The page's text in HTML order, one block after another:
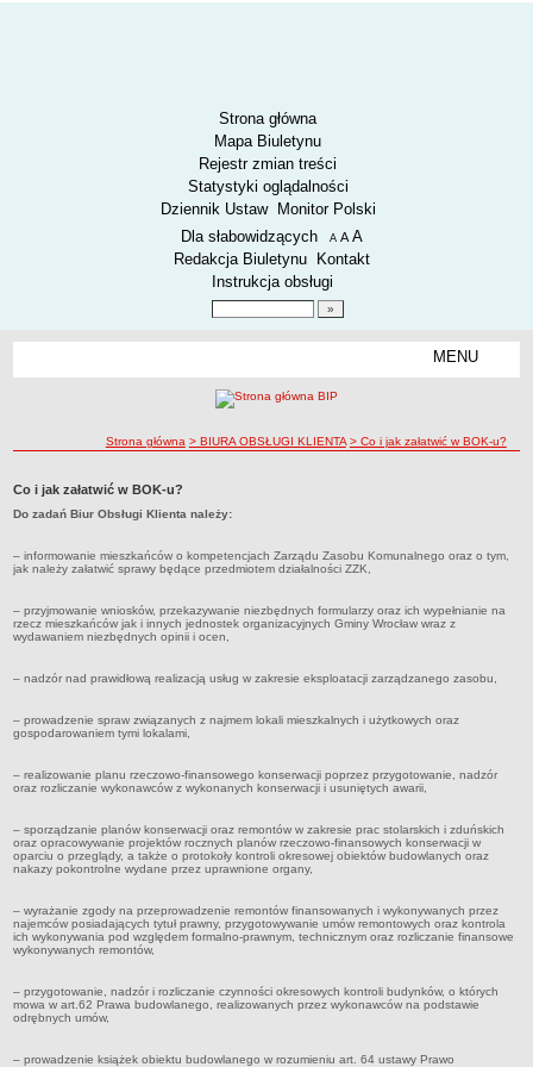
Strona główna
Mapa Biuletynu
Rejestr zmian treści
Statystyki oglądalności
Dziennik Ustaw
Monitor Polski
Menu dodatkowe
Dla słabowidzących A pomniejsz czcionkę
A standardowy rozmiar czcionki
A
Redakcja Biuletynu
Kontakt
Instrukcja obsługi
MENU
SPOSÓB PRZYJMOWANIA I ZAŁATWIANIA SPRAW
SYGNALIŚCI
Czym się zajmujemy
Kierownictwo Zarządu Zasobu Komunalnego
Majątek, którym dysponuje ZZK
Deklaracja dostępności
nazwa
Co i jak załatwić w BOK-u?
BOK-i
ZAMÓWIENIA PUBLICZNE
Profil nabywcy
Zamówienia bez procedury PZP - platforma elektroniczna
Zamówienia zgodne z procedurą PZP - platforma elektroniczna
Archiwalne - Zamówienia zgodne z procedurą PZP sprzed
01.03.2016
Archiwalne - Zamówienia bez procedury PZP - do 12.04.2019
ścieżka nawigacji
Strona główna > BIURA OBSŁUGI KLIENTA > Co i jak załatwić w BOK-u?
Co i jak załatwić w BOK-u?
Do zadań Biur Obsługi Klienta należy:
– informowanie mieszkańców o kompetencjach Zarządu Zasobu Komunalnego oraz o tym,
jak należy załatwić sprawy będące przedmiotem działalności ZZK,
– przyjmowanie wniosków, przekazywanie niezbędnych formularzy oraz ich wypełnianie na
rzecz mieszkańców jak i innych jednostek organizacyjnych Gminy Wrocław wraz z
wydawaniem niezbędnych opinii i ocen,
– nadzór nad prawidłową realizacją usług w zakresie eksploatacji zarządzanego zasobu,
– prowadzenie spraw związanych z najmem lokali mieszkalnych i użytkowych oraz
gospodarowaniem tymi lokalami,
– realizowanie planu rzeczowo-finansowego konserwacji poprzez przygotowanie, nadzór
oraz rozliczanie wykonawców z wykonanych konserwacji i usuniętych awarii,
– sporządzanie planów konserwacji oraz remontów w zakresie prac stolarskich i zduńskich
oraz opracowywanie projektów rocznych planów rzeczowo-finansowych konserwacji w
oparciu o przeglądy, a także o protokoły kontroli okresowej obiektów budowlanych oraz
nakazy pokontrolne wydane przez uprawnione organy,
– wyrażanie zgody na przeprowadzenie remontów finansowanych i wykonywanych przez
najemców posiadających tytuł prawny, przygotowywanie umów remontowych oraz kontrola
ich wykonywania pod względem formalno-prawnym, technicznym oraz rozliczanie finansowe
wykonywanych remontów,
– przygotowanie, nadzór i rozliczanie czynności okresowych kontroli budynków, o których
mowa w art.62 Prawa budowlanego, realizowanych przez wykonawców na podstawie
odrębnych umów,
– prowadzenie książek obiektu budowlanego w rozumieniu art. 64 ustawy Prawo